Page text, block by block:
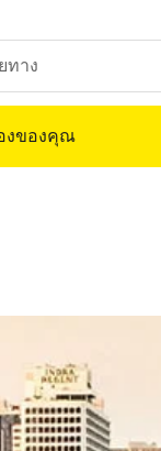
งของคุณ